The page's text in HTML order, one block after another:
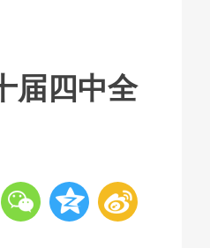
届四中全